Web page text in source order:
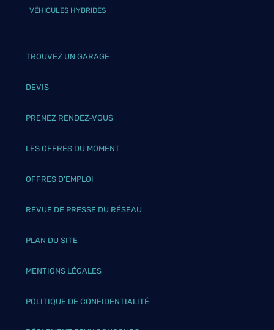
VÉHICULES HYBRIDES
TROUVEZ UN GARAGE
DEVIS
PRENEZ RENDEZ-VOUS
LES OFFRES DU MOMENT
OFFRES D’EMPLOI
REVUE DE PRESSE DU RÉSEAU
PLAN DU SITE
MENTIONS LÉGALES
POLITIQUE DE CONFIDENTIALITÉ